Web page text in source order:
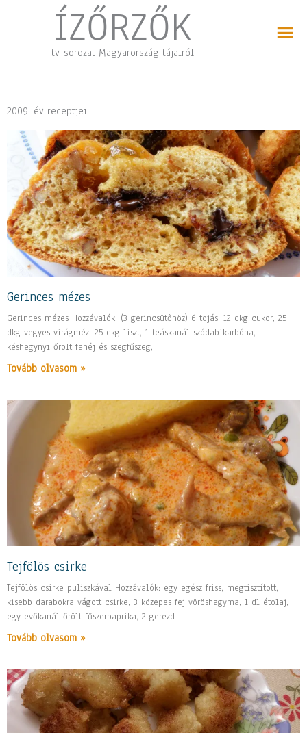
ÍZŐRZŐK
tv-sorozat Magyarország tájairól
2009. év receptjei
Gerinces mézes
Gerinces mézes Hozzávalók: (3 gerincsütőhöz) 6 tojás, 12 dkg cukor, 25
dkg vegyes virágméz, 25 dkg liszt, 1 teáskanál szódabikarbóna,
késhegynyi őrölt fahéj és szegfűszeg,
Tovább olvasom »
Tejfölös csirke
Tejfölös csirke puliszkával Hozzávalók: egy egész friss, megtisztított,
kisebb darabokra vágott csirke, 3 közepes fej vöröshagyma, 1 dl étolaj,
egy evőkanál őrölt fűszerpaprika, 2 gerezd
Tovább olvasom »
OldalOldalOldal Oldal